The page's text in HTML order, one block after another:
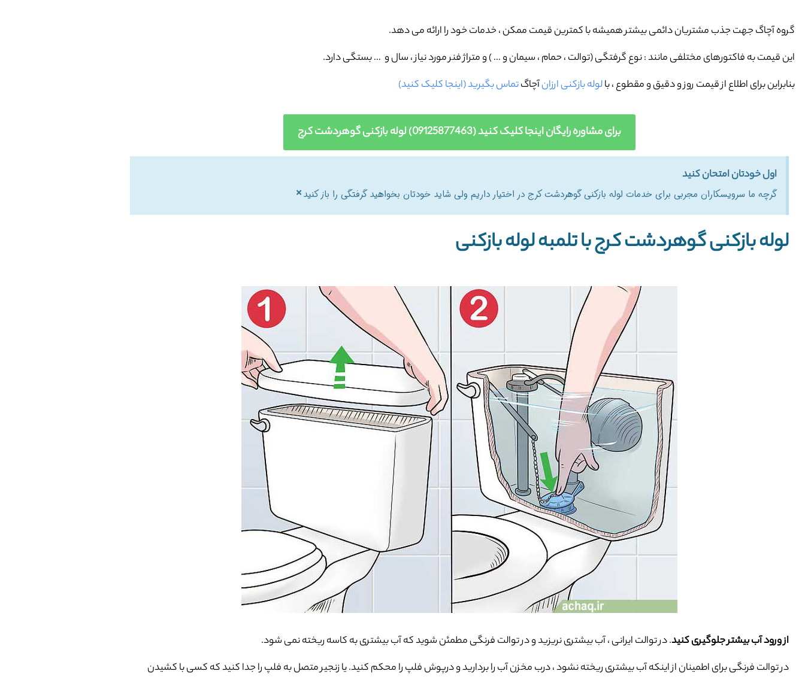
گروه آچاگ جهت جذب مشتریان دائمی بیشتر همیشه با کمترین قیمت ممکن ، خدمات خود را ارائه می دهد.
این قیمت به فاکتورهای مختلفی مانند : نوع گرفتگی (توالت ، حمام ، سیمان و … ) و متراژ فنر مورد نیاز ، سال و … بستگی دارد.
بنابراین برای اطلاع از قیمت روز و دقیق و مقطوع ،بالوله بازکنی ارزانآچاگتماس بگیرید (اینجا کلیک کنید)
برای مشاوره رایگان اینجا کلیک کنید (09125877463) لوله بازکنی گوهردشت کرج
اول خودتان امتحان کنید
گرچه ما سرویسکاران مجربی برای خدمات لوله بازکنی گوهردشت کرج در اختیار داریم ولی شاید خودتان بخواهید گرفتگی را باز کنید×
لوله بازکنی گوهردشت کرج با تلمبه لوله بازکنی
از ورود آب بیشتر جلوگیری کنید. در توالت ایرانی ، آب بیشتری نریزید و در توالت فرنگی مطمئن شوید که آب بیشتری به کاسه ریخته نمی شود.
در توالت فرنگی برای اطمینان از اینکه آب بیشتری ریخته نشود ، درب مخزن آب را بردارید و درپوش فلپ را محکم کنید. یا زنجیر متصل به فلپ را جدا کنید که کسی با کشیدن